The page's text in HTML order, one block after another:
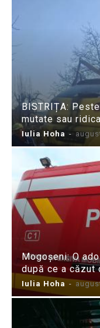
BISTRIȚA:
mutate sau
Iulia Hoha -
Mogoșeni: O
după ce a căzut
Iulia Hoha -